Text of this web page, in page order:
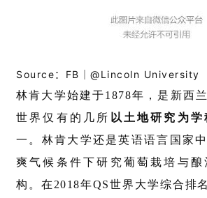
Source：FB｜@Lincoln University
林肯大学始建于1878年，是新西
世界仅有的几所 以土地研究为学
一。林肯大学还是英语语言国家中
爽气候条件下研究葡萄栽培与
构。 在2018年QS世界大学综合排